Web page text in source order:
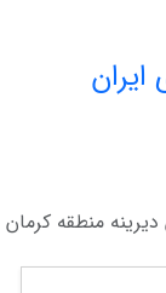
ایران
منطقه